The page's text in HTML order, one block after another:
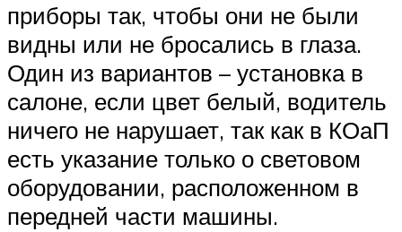
приборы так, чтобы они не были
видны или не бросались в глаза.
Один из вариантов – установка в
салоне, если цвет белый, водитель
ничего не нарушает, так как в КОаП
есть указание только о световом
оборудовании, расположенном в
передней части машины.